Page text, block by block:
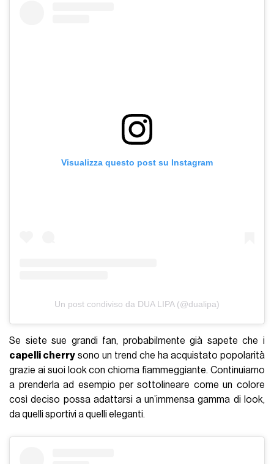
Visualizza questo post su Instagram
Un post condiviso da DUA LIPA (@dualipa)
Se siete sue grandi fan, probabilmente già sapete che i
capelli cherry sono un trend che ha acquistato popolarità
grazie ai suoi look con chioma fiammeggiante. Continuiamo
a prenderla ad esempio per sottolineare come un colore
così deciso possa adattarsi a un’immensa gamma di look,
da quelli sportivi a quelli eleganti.